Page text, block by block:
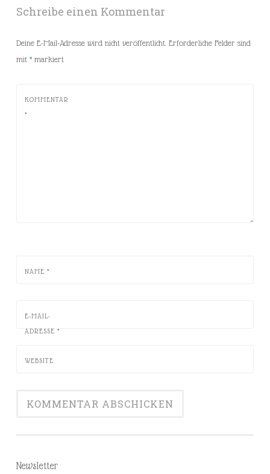
Schreibe einen Kommentar
Deine E-Mail-Adresse wird nicht veröffentlicht. Erforderliche Felder sind
mit *markiert
KOMMENTAR
*
NAME *
E-MAIL-
ADRESSE *
WEBSITE
Newsletter